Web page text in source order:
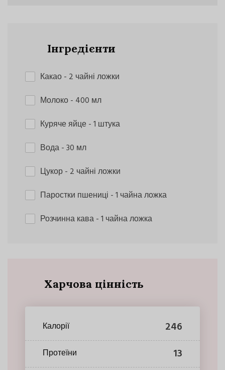
Інгредієнти
Какао- 2 чайні ложки
Молоко- 400 мл
Куряче яйце- 1 штука
Вода- 30 мл
Цукор- 2 чайні ложки
Паростки пшениці - 1 чайна ложка
Розчинна кава- 1 чайна ложка
Харчова цінність
Калорії 246
Протеїни 13